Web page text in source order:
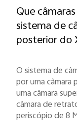
Que
sistema de
posterior do
O sistema de
por uma câmara
uma câmara
câmara de
periscópio de 8